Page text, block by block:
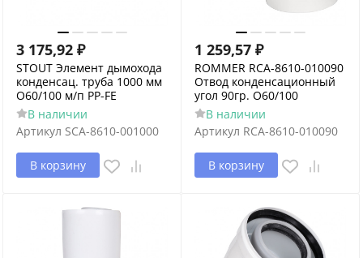
3 175,92 ₽
STOUT Элемент дымохода
конденсац. труба 1000 мм
O60/100 м/п PP-FE
В наличии
Артикул SCA-8610-001000
В корзину
1 259,57 ₽
ROMMER RCA-8610-010090
Отвод конденсационный
угол 90гр. O60/100
В наличии
Артикул RCA-8610-010090
В корзину